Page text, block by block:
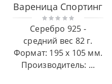
Вареница Спортинг
Серебро 925 -
средний вес 82 г.
Формат: 195 x 105 мм.
Производитель: ...